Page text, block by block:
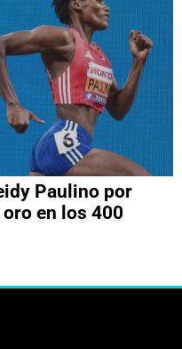
Paulino por
en los 400